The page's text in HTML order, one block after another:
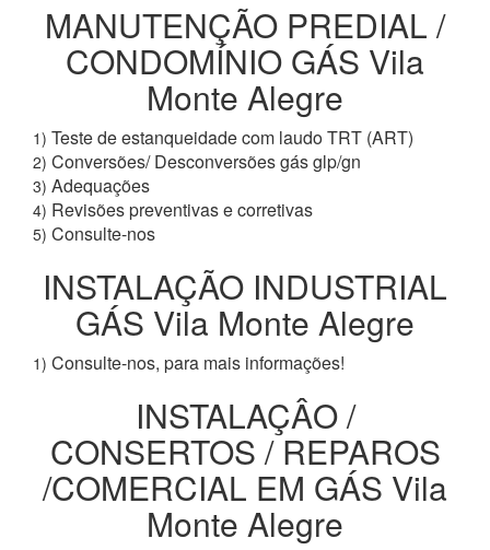
MANUTENÇÃO PREDIAL /
CONDOMÍNIO GÁS Vila
Monte Alegre
1) Teste de estanqueidade com laudo TRT (ART)
2) Conversões/ Desconversões gás glp/gn
3) Adequações
4) Revisões preventivas e corretivas
5) Consulte-nos
INSTALAÇÃO INDUSTRIAL
GÁS Vila Monte Alegre
1) Consulte-nos, para mais informações!
INSTALAÇÂO /
CONSERTOS / REPAROS
/COMERCIAL EM GÁS Vila
Monte Alegre